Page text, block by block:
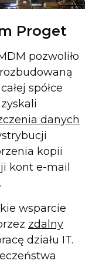
Proget
pozwoliło
spółce
danych
kopii
kont e-mail
wsparcie
zdalny
działu IT.